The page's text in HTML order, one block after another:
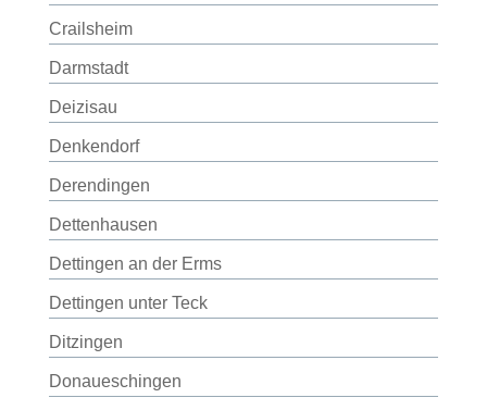
Crailsheim
Darmstadt
Deizisau
Denkendorf
Derendingen
Dettenhausen
Dettingen an der Erms
Dettingen unter Teck
Ditzingen
Donaueschingen